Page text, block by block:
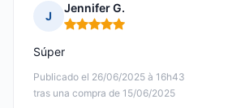
J
Jennifer G.
Nota: 5 de 5
Publicado el 26/06/2025 à 16h43
tras una compra de 15/06/2025
Súper